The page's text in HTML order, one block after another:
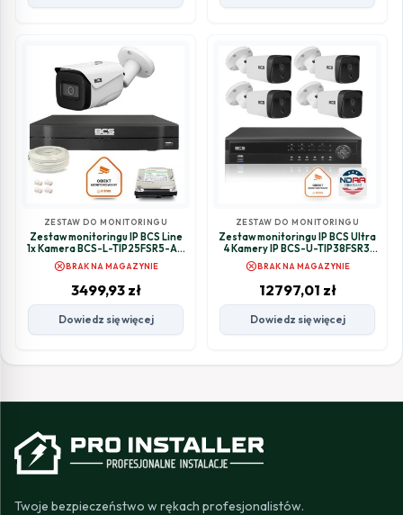
ZESTAW DO MONITORINGU
Zestaw monitoringu IP BCS Line
1x Kamera BCS-L-TIP25FSR5-Ai1
Rejestrator z dyskiem 1TB
cancelBRAK NA MAGAZYNIE
3499,93 zł
Dowiedz się więcej
ZESTAW DO MONITORINGU
Zestaw monitoringu IP BCS Ultra
4 Kamery IP BCS-U-TIP38FSR3
Rejestartror 6TB zgodny z NDAA
cancelBRAK NA MAGAZYNIE
12797,01 zł
Dowiedz się więcej
Twoje bezpieczeństwo w rękach profesjonalistów.